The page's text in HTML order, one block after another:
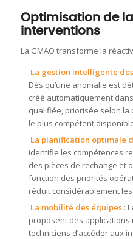
Optimisation de
interventions
La GMAO transforme la
La gestion intelligente
Dès qu’une anomalie est
créé automatiquement
qualifiée, priorisée selon la
le plus compétent
La planification optimale
identifie les compétences
des pièces de rechange et
fonction des priorités
réduit considérablement
La mobilité des équipes:
proposent des
techniciens d’accéder aux